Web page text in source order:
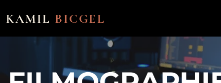
KAMIL BICGEL